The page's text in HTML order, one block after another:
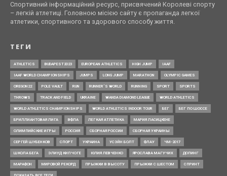
Спортивний інформаційний ресурс, присвячений Королеві спорту
– легкій атлетиці. Головною місією сайту є пропаганда легкої
атлетики, спортивного та здорового способу життя.
ТЕГИ
ATHLETICS BUDAPEST2023 EUROPEAN ATHLETICS HIGH JUMP IAAF
IAAF WORLD CHAMPIONSHIPS JUMPS LONG JUMP MARATHON OLYMPIC GAMES
OREGON22 POLE VAULT RUN RUNNER’S WORLD RUNNING SPORT SPORTS
THROWS TRACK AND FIELD UKRAINE WANDA DIAMOND LEAGUE WORLD ATHLETICS
WORLD ATHLETICS CHAMPIONSHIPS WORLD ATHLETICS INDOOR TOUR БЕГ БЕГ ПО ШОССЕ
БРИЛЛИАНТОВАЯ ЛИГА ВФЛА ЛЕГКАЯ АТЛЕТИКА МАРИЯ ЛАСИЦКЕНЕ
ОЛИМПИЙСКИЕ ИГРЫ РОССИЯ СБОРНАЯ РОССИИ СБОРНАЯ УКРАИНЫ
СЕРГЕЙ ШУБЕНКОВ СПОРТ УКРАИНА УСЭЙН БОЛТ ФЛАУ ЧМ-2017
ШКОЛА БЕГА ЭЛИУД КИПЧОГЕ ЮЛИЯ ЛЕВЧЕНКО ЯРОСЛАВА МАГУЧИХ ДОПИНГ
МАРАФОН МИРОВОЙ РЕКОРД ПРЫЖКИ В ВЫСОТУ ПРЫЖКИ С ШЕСТОМ СПРИНТ